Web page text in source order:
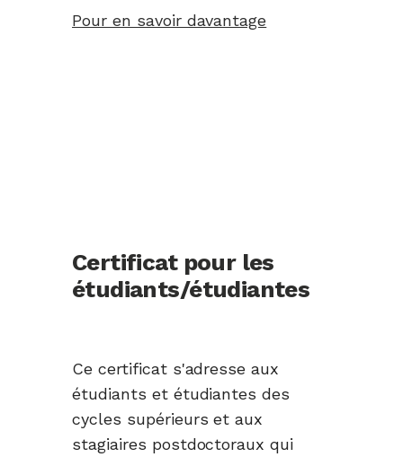
Pour en savoir davantage
Certificat pour les
étudiants/étudiantes
Ce certificat s'adresse aux
étudiants et étudiantes des
cycles supérieurs et aux
stagiaires postdoctoraux qui